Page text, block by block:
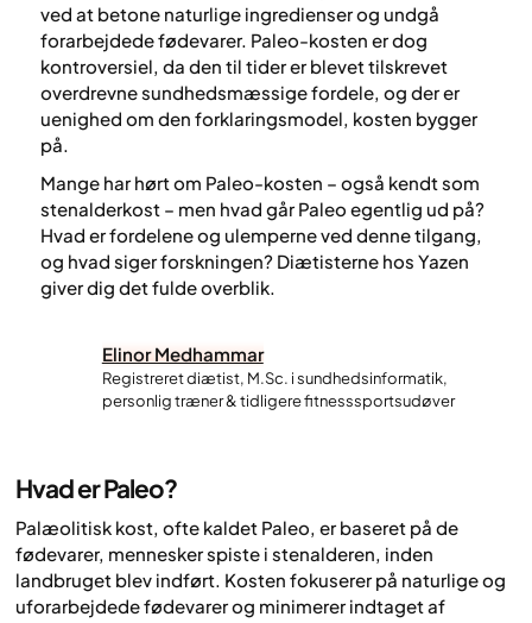
ved at betone naturlige ingredienser og undgå
forarbejdede fødevarer. Paleo-kosten er dog
kontroversiel, da den til tider er blevet tilskrevet
overdrevne sundhedsmæssige fordele, og der er
uenighed om den forklaringsmodel, kosten bygger
på.
Mange har hørt om Paleo-kosten – også kendt som
stenalderkost – men hvad går Paleo egentlig ud på?
Hvad er fordelene og ulemperne ved denne tilgang,
og hvad siger forskningen? Diætisterne hos Yazen
giver dig det fulde overblik.
Elinor Medhammar
Registreret diætist, M.Sc. i sundhedsinformatik,
personlig træner & tidligere fitnesssportsudøver
Hvad er Paleo?
Palæolitisk kost, ofte kaldet Paleo, er baseret på de
fødevarer, mennesker spiste i stenalderen, inden
landbruget blev indført. Kosten fokuserer på naturlige og
uforarbejdede fødevarer og minimerer indtaget af